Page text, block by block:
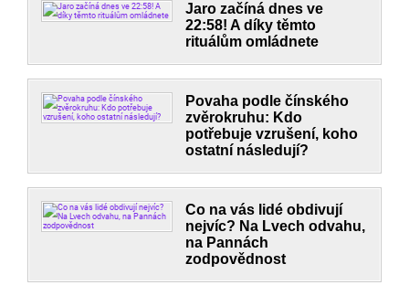
Jaro začíná dnes ve
22:58! A díky těmto
rituálům omládnete
Povaha podle čínského
zvěrokruhu: Kdo
potřebuje vzrušení, koho
ostatní následují?
Co na vás lidé obdivují
nejvíc? Na Lvech odvahu,
na Pannách
zodpovědnost